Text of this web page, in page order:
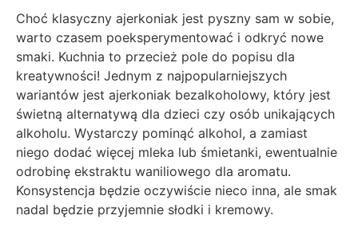
Choć klasyczny ajerkoniak jest pyszny sam w sobie,
warto czasem poeksperymentować i odkryć nowe
smaki. Kuchnia to przecież pole do popisu dla
kreatywności! Jednym z najpopularniejszych
wariantów jest ajerkoniak bezalkoholowy, który jest
świetną alternatywą dla dzieci czy osób unikających
alkoholu. Wystarczy pominąć alkohol, a zamiast
niego dodać więcej mleka lub śmietanki, ewentualnie
odrobinę ekstraktu waniliowego dla aromatu.
Konsystencja będzie oczywiście nieco inna, ale smak
nadal będzie przyjemnie słodki i kremowy.